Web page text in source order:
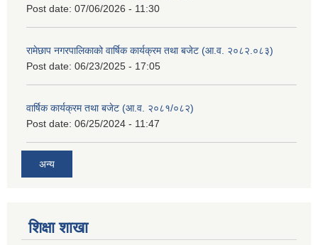
Post date: 07/06/2026 - 11:30
रामेछाप नगरपालिकाको वार्षिक कार्यक्रम तथा बजेट (आ.व. २०८२.०८३)
Post date: 06/23/2025 - 17:05
वार्षिक कार्यक्रम तथा बजेट (आ.व. २०८१/०८२)
Post date: 06/25/2024 - 11:47
अन्य
शिक्षा शाखा